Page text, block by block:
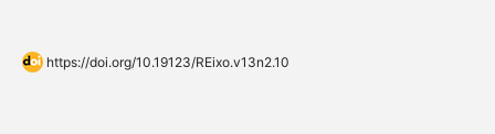
https://doi.org/10.19123/REixo.v13n2.10